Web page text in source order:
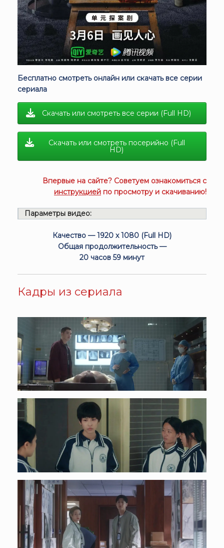
Бесплатно смотреть онлайн или скачать все серии
сериала
Скачать или смотреть все серии (Full HD)
Скачать или смотреть посерийно (Full
HD)
Впервые на сайте? Советуем ознакомиться с
инструкцией по просмотру и скачиванию!
Параметры видео:
Качество — 1920 x 1080 (Full HD)
Общая продолжительность —
20 часов 59 минут
Кадры из сериала